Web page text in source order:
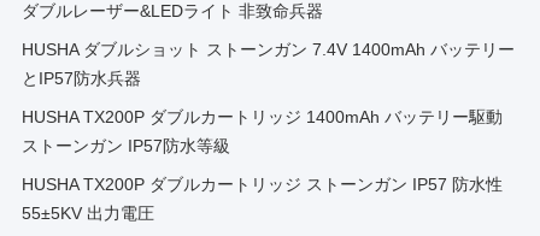
ダブルレーザー&LEDライト 非致命兵器
HUSHA ダブルショット ストーンガン 7.4V 1400mAh バッテリー
とIP57防水兵器
HUSHA TX200P ダブルカートリッジ 1400mAh バッテリー駆動
ストーンガン IP57防水等級
HUSHA TX200P ダブルカートリッジ ストーンガン IP57 防水性
55±5KV 出力電圧